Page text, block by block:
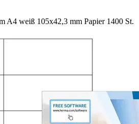
A4 weiß 105x42,3 mm Papier 1400 St.